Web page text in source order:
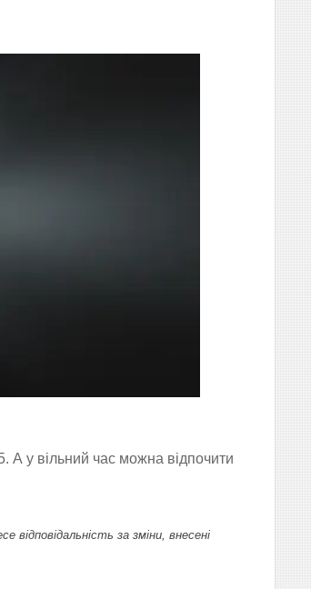
А у вільний час можна відпочити
за зміни, внесені